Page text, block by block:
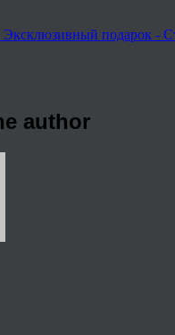
подарок -
author